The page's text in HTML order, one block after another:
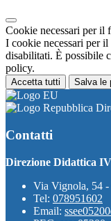
Cookie necessari per il
I cookie necessari per
disabilitati. È possibile
policy.
Accetta tutti Salva le
Contatti
Direzione Didattica
Via Vignola, 54
Tel: 078951602
Email: